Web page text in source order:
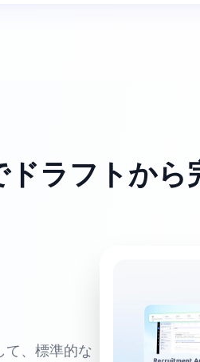
ドラフトから
て、標準的な